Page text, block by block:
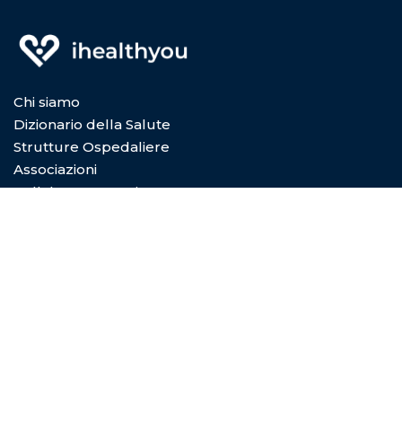
Chi siamo
Dizionario della Salute
Strutture Ospedaliere
Associazioni
Collabora con Noi